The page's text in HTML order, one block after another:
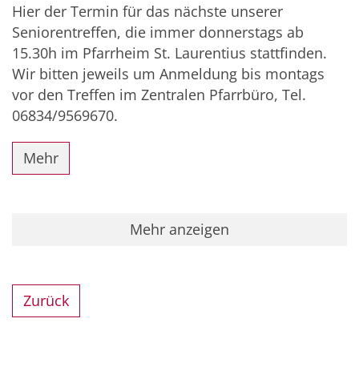
Hier der Termin für das nächste unserer
Seniorentreffen, die immer donnerstags ab
15.30h im Pfarrheim St. Laurentius stattfinden.
Wir bitten jeweils um Anmeldung bis montags
vor den Treffen im Zentralen Pfarrbüro, Tel.
06834/9569670.
Mehr
Mehr anzeigen
Zurück